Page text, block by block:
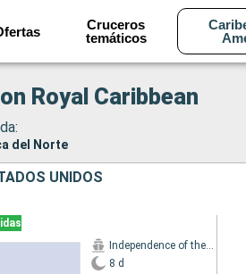
Cruceros
temáticos
Royal Caribbean
del Norte
UNIDOS
Independence of the Seas
8 d